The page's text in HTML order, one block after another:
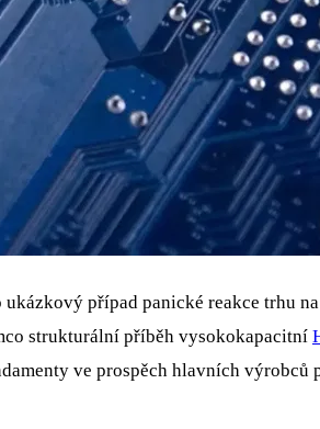
případ panické reakce trhu
strukturální příběh vysokokapacitní
ve prospěch hlavních výrobců